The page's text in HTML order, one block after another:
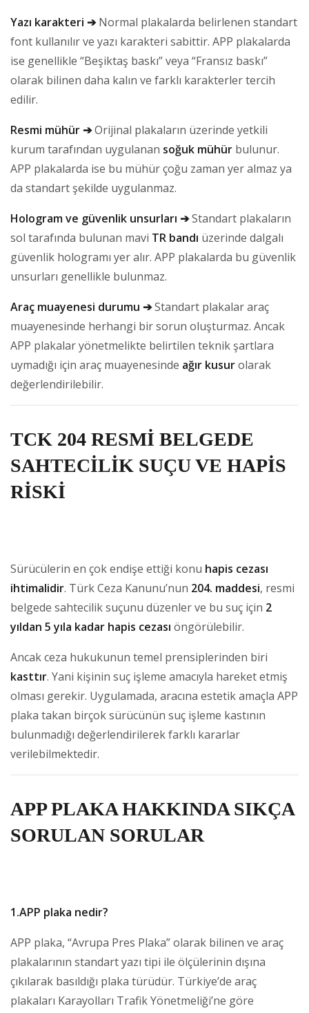
Yazı karakteri ➔Normal plakalarda belirlenen standart
font kullanılır ve yazı karakteri sabittir. APP plakalarda
ise genellikle “Beşiktaş baskı” veya “Fransız baskı”
olarak bilinen daha kalın ve farklı karakterler tercih
edilir.
Resmi mühür ➔Orijinal plakaların üzerinde yetkili
kurum tarafından uygulanan soğuk mühür bulunur.
APP plakalarda ise bu mühür çoğu zaman yer almaz ya
da standart şekilde uygulanmaz.
Hologram ve güvenlik unsurları ➔Standart plakaların
sol tarafında bulunan mavi TR bandı üzerinde dalgalı
güvenlik hologramı yer alır. APP plakalarda bu güvenlik
unsurları genellikle bulunmaz.
Araç muayenesi durumu ➔Standart plakalar araç
muayenesinde herhangi bir sorun oluşturmaz. Ancak
APP plakalar yönetmelikte belirtilen teknik şartlara
uymadığı için araç muayenesinde ağır kusurolarak
değerlendirilebilir.
TCK 204 RESMİ BELGEDE
SAHTECİLİK SUÇU VE HAPİS
RİSKİ
Sürücülerin en çok endişe ettiği konu hapis cezası
ihtimalidir. Türk Ceza Kanunu’nun 204. maddesi, resmi
belgede sahtecilik suçunu düzenler ve bu suç için 2
yıldan 5 yıla kadar hapis cezası öngörülebilir.
Ancak ceza hukukunun temel prensiplerinden biri
kasttır. Yani kişinin suç işleme amacıyla hareket etmiş
olması gerekir. Uygulamada, aracına estetik amaçla APP
plaka takan birçok sürücünün suç işleme kastının
bulunmadığı değerlendirilerek farklı kararlar
verilebilmektedir.
APP PLAKA HAKKINDA SIKÇA
SORULAN SORULAR
1.APP plaka nedir?
APP plaka, “Avrupa Pres Plaka” olarak bilinen ve araç
plakalarının standart yazı tipi ile ölçülerinin dışına
çıkılarak basıldığı plaka türüdür. Türkiye’de araç
plakaları Karayolları Trafik Yönetmeliği’ne göre